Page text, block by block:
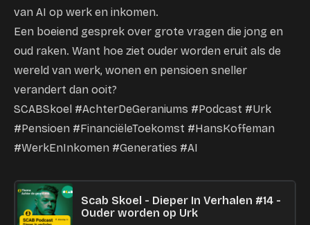
van AI op werk en inkomen.
Een boeiend gesprek over grote vragen die jong en
oud raken. Want hoe ziet ouder worden eruit als de
wereld van werk, wonen en pensioen sneller
verandert dan ooit?
SCABSkoel #AchterDeGeraniums #Podcast #Urk
#Pensioen #FinanciëleToekomst #HansKoffeman
#WerkEnInkomen #Generaties #AI
Scab Skoel - Dieper In Verhalen #14 -
Ouder worden op Urk